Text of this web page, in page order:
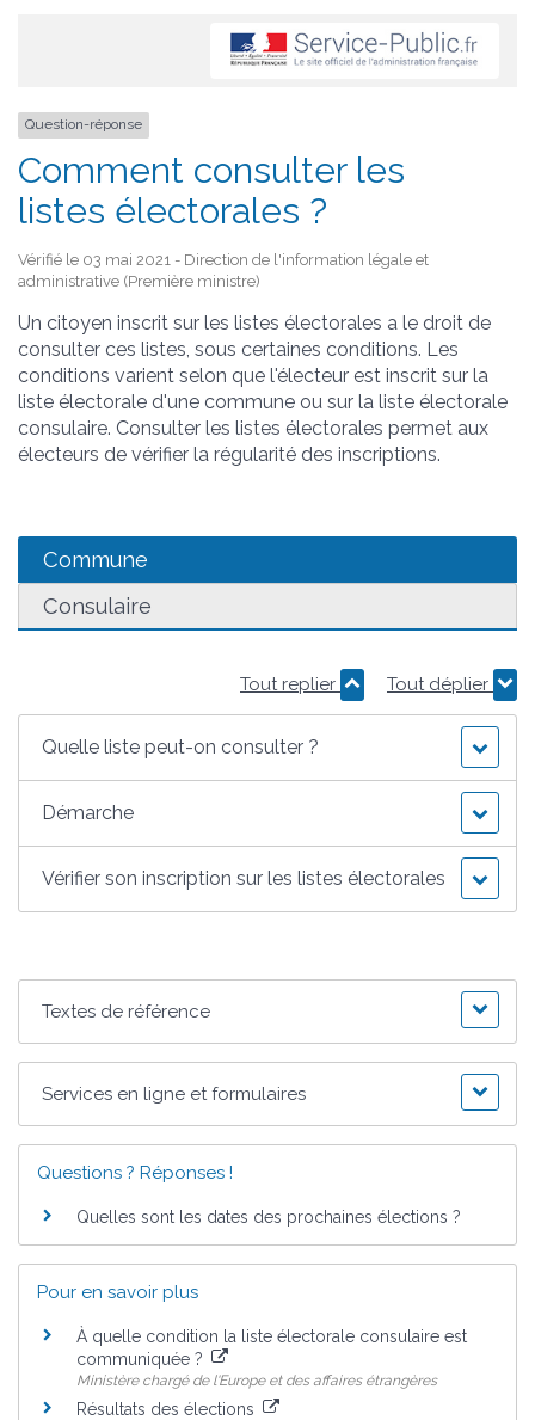
Question-réponse
Comment consulter les
listes électorales ?
Vérifié le 03 mai 2021 - Direction de l'information légale et
administrative (Première ministre)
Un citoyen inscrit sur les listes électorales a le droit de
consulter ces listes, sous certaines conditions. Les
conditions varient selon que l'électeur est inscrit sur la
liste électorale d'une commune ou sur la liste électorale
consulaire. Consulter les listes électorales permet aux
électeurs de vérifier la régularité des inscriptions.
Commune
Consulaire
Tout replier Tout déplier
Quelle liste peut-on consulter ?
Démarche
Vérifier son inscription sur les listes électorales
Textes de référence
Services en ligne et formulaires
Questions ? Réponses !
Quelles sont les dates des prochaines élections ?
Pour en savoir plus
À quelle condition la liste électorale consulaire est
communiquée ?
Ministère chargé de l'Europe et des affaires étrangères
Résultats des élections